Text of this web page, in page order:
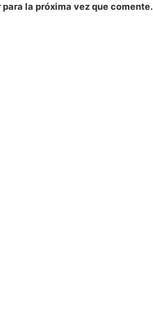
la próxima vez que comente.